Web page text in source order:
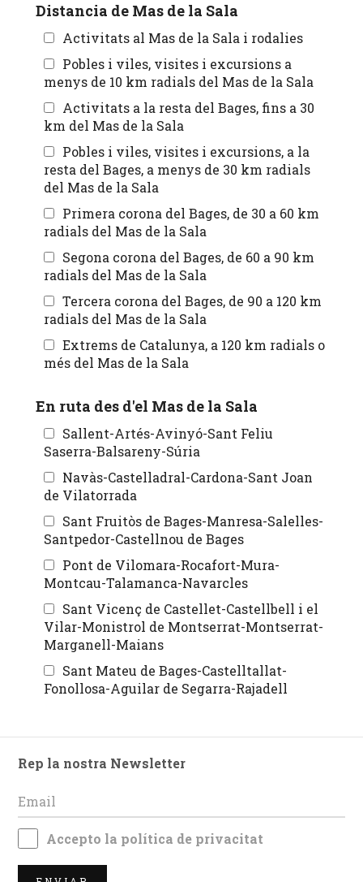
Distancia de Mas de la Sala
Activitats al Mas de la Sala i rodalies
Pobles i viles, visites i excursions a
menys de 10 km radials del Mas de la Sala
Activitats a la resta del Bages, fins a 30
km del Mas de la Sala
Pobles i viles, visites i excursions, a la
resta del Bages, a menys de 30 km radials
del Mas de la Sala
Primera corona del Bages, de 30 a 60 km
radials del Mas de la Sala
Segona corona del Bages, de 60 a 90 km
radials del Mas de la Sala
Tercera corona del Bages, de 90 a 120 km
radials del Mas de la Sala
Extrems de Catalunya, a 120 km radials o
més del Mas de la Sala
En ruta des d'el Mas de la Sala
Sallent-Artés-Avinyó-Sant Feliu
Saserra-Balsareny-Súria
Navàs-Castelladral-Cardona-Sant Joan
de Vilatorrada
Sant Fruitòs de Bages-Manresa-Salelles-
Santpedor-Castellnou de Bages
Pont de Vilomara-Rocafort-Mura-
Montcau-Talamanca-Navarcles
Sant Vicenç de Castellet-Castellbell i el
Vilar-Monistrol de Montserrat-Montserrat-
Marganell-Maians
Sant Mateu de Bages-Castelltallat-
Fonollosa-Aguilar de Segarra-Rajadell
Rep la nostra Newsletter
Accepto la política de privacitat